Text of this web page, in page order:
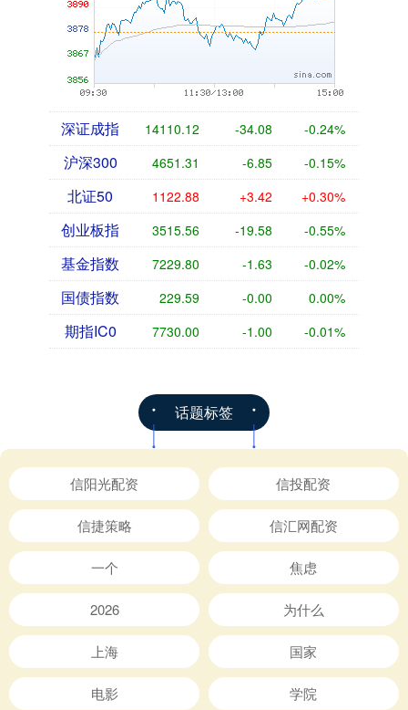
深证成指 14110.12 -34.08 -0.24%
沪深300 4651.31 -6.85 -0.15%
北证50 1122.88 +3.42 +0.30%
创业板指 3515.56 -19.58 -0.55%
基金指数 7229.80 -1.63 -0.02%
国债指数 229.59 -0.00 0.00%
期指IC0 7730.00 -1.00 -0.01%
话题标签
信阳光配资 信投配资
信捷策略 信汇网配资
一个 焦虑
2026 为什么
上海 国家
电影 学院